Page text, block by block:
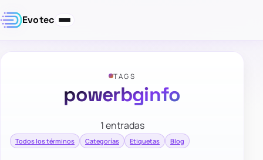
Evotec
TAGS
powerbginfo
1 entradas
Todos los términos Categorías Etiquetas Blog